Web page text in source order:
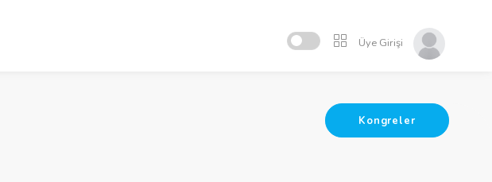
Üye Girişi
Kongreler